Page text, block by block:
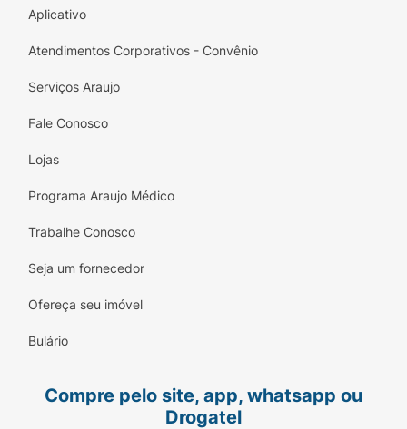
Aplicativo
Atendimentos Corporativos - Convênio
Serviços Araujo
Fale Conosco
Lojas
Programa Araujo Médico
Trabalhe Conosco
Seja um fornecedor
Ofereça seu imóvel
Bulário
Compre pelo site, app, whatsapp ou
Drogatel